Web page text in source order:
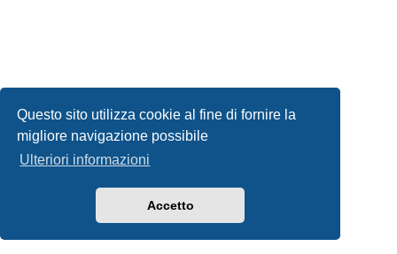
Questo sito utilizza cookie al fine di fornire la
migliore navigazione possibile
Ulteriori informazioni
Accetto